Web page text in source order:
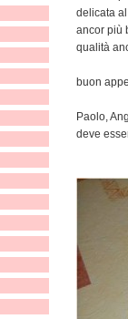
delicata
ancor più
qualità
buon
Paolo,
deve